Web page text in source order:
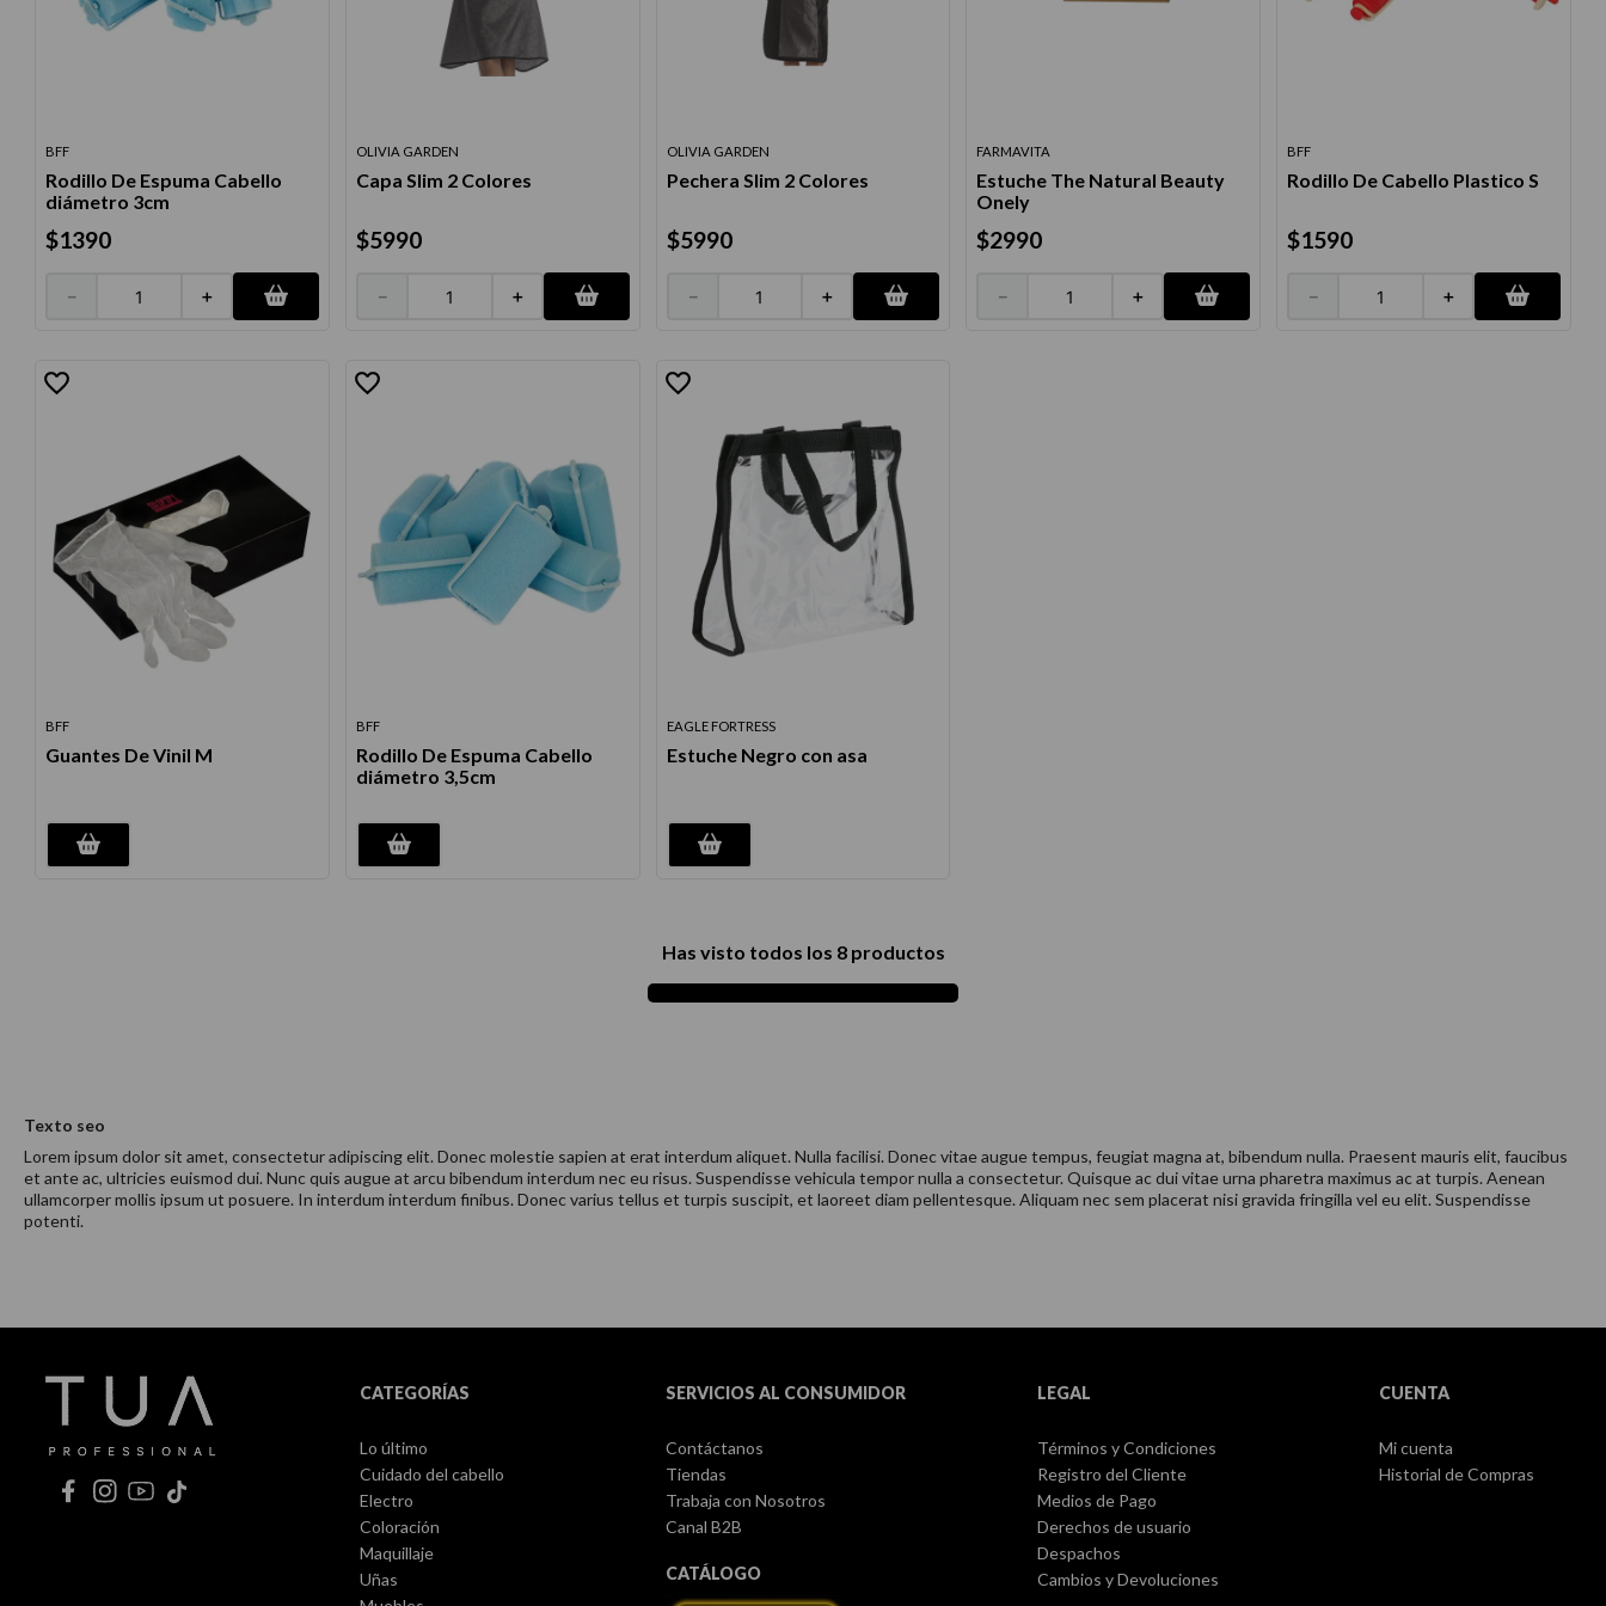
BFF
Rodillo De Espuma Cabello
diámetro 3cm
$1390
＋
－
OLIVIA GARDEN
Capa Slim 2 Colores
$5990
＋
－
OLIVIA GARDEN
Pechera Slim 2 Colores
$5990
＋
－
FARMAVITA
Estuche The Natural Beauty
Onely
$2990
＋
－
BFF
Rodillo De Cabello Plastico S
$1590
＋
－
BFF
Guantes De Vinil M
BFF
Rodillo De Espuma Cabello
diámetro 3,5cm
EAGLE FORTRESS
Estuche Negro con asa
Has visto todos los 8productos
Texto seo
Lorem ipsum dolor sit amet, consectetur adipiscing elit. Donec molestie sapien at erat interdum aliquet. Nulla facilisi. Donec vitae augue tempus, feugiat magna at, bibendum nulla. Praesent mauris elit, faucibus
et ante ac, ultricies euismod dui. Nunc quis augue at arcu bibendum interdum nec eu risus. Suspendisse vehicula tempor nulla a consectetur. Quisque ac dui vitae urna pharetra maximus ac at turpis. Aenean
ullamcorper mollis ipsum ut posuere. In interdum interdum finibus. Donec varius tellus et turpis suscipit, et laoreet diam pellentesque. Aliquam nec sem placerat nisi gravida fringilla vel eu elit. Suspendisse
potenti.
CATEGORÍAS
Lo último
Cuidado del cabello
Electro
Coloración
Maquillaje
Uñas
SERVICIOS AL CONSUMIDOR
Contáctanos
Tiendas
Trabaja con Nosotros
Canal B2B
CATÁLOGO
LEGAL
Términos y Condiciones
Registro del Cliente
Medios de Pago
Derechos de usuario
Despachos
Cambios y Devoluciones
CUENTA
Mi cuenta
Historial de Compras
protector térmico